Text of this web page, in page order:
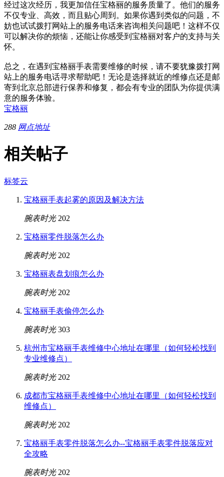
经过这次经历，我更加信任宝格丽的服务质量了。他们的服务
不仅专业、高效，而且贴心周到。如果你遇到类似的问题，不
妨也试试拨打网站上的服务电话来咨询相关问题吧！这样不仅
可以解决你的烦恼，还能让你感受到宝格丽对客户的支持与关
怀。
总之，在遇到宝格丽手表需要维修的时候，请不要犹豫拨打网
站上的服务电话寻求帮助吧！无论是选择就近的维修点还是邮
寄到北京总部进行保养和修复，都会有专业的团队为你提供满
意的服务体验。
宝格丽
288 网点地址
相关帖子
标签云
宝格丽手表起雾的原因及解决方法
腕表时光 202
宝格丽零件脱落怎么办
腕表时光 202
宝格丽表盘划痕怎么办
腕表时光 202
宝格丽手表偷停怎么办
腕表时光 303
杭州市宝格丽手表维修中心地址在哪里（如何轻松找到
专业维修点）
腕表时光 202
成都市宝格丽手表维修中心地址在哪里（如何轻松找到
维修点）
腕表时光 202
宝格丽手表零件脱落怎么办--宝格丽手表零件脱落应对
全攻略
腕表时光 202